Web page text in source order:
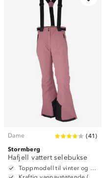
Dame (41 )
Stormberg
Hafjell vattert selebukse